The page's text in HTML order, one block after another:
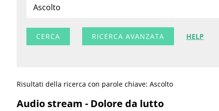
RICERCA AVANZATA HELP
Risultati della ricerca con parole chiave: Ascolto
Audio stream - Dolore da lutto